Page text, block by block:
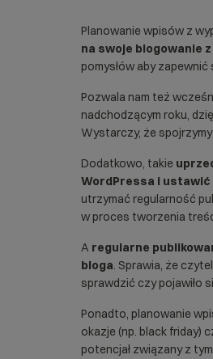
Planowanie wpisów z
na swoje blogowanie
pomysłów aby zapewnić
Pozwala nam też
nadchodzącym roku,
Wystarczy, że
Dodatkowo, takie
WordPressa i ustawić
utrzymać regularność
w proces tworzenia
A regularne
bloga. Sprawia, że
sprawdzić czy pojawiło
Ponadto, planowanie
okazje (np. black friday)
potencjał związany z